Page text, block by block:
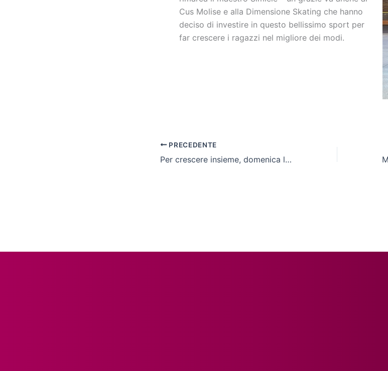
Cus Molise e alla Dimensione Skating che hanno
deciso di investire in questo bellissimo sport per
far crescere i ragazzi nel migliore dei modi.
PRECEDENTE
Per crescere insieme, domenica la 2^ edizione